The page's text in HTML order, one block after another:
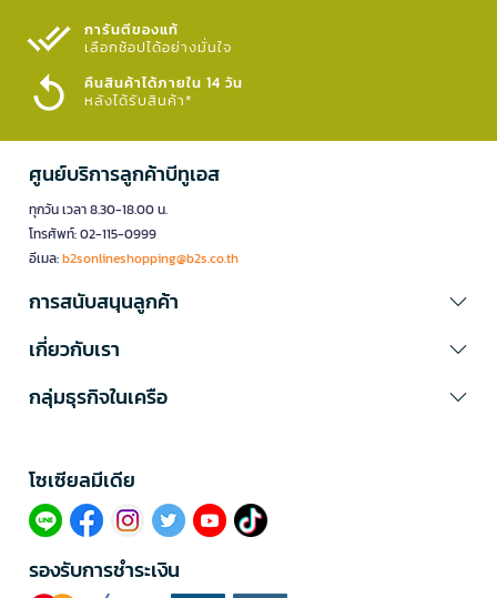
การันตีของแท้
เลือกช้อปได้อย่างมั่นใจ​
คืนสินค้าได้ภายใน 14 วัน
หลังได้รับสินค้า*
ศูนย์บริการลูกค้าบีทูเอส
ทุกวัน เวลา 8.30-18.00 น.
โทรศัพท์: 02-115-0999
อีเมล:b2sonlineshopping@b2s.co.th
การสนับสนุนลูกค้า
เกี่ยวกับเรา
กลุ่มธุรกิจในเครือ
โซเซียลมีเดีย​
รองรับการชำระเงิน